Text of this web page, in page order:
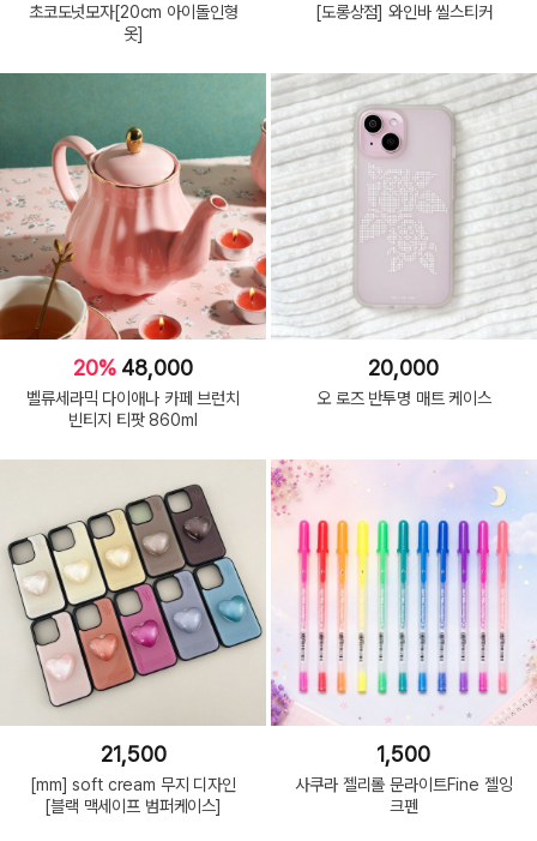
초코도넛모자[20cm 아이돌인형
옷]
[도롱상점] 와인바 씰스티커
20% 48,000
벨류세라믹 다이애나 카페 브런치
빈티지 티팟 860ml
20,000
오 로즈 반투명 매트 케이스
21,500
[mm] soft cream 무지 디자인
[블랙 맥세이프 범퍼케이스]
1,500
사쿠라 젤리롤 문라이트Fine 젤잉
크펜